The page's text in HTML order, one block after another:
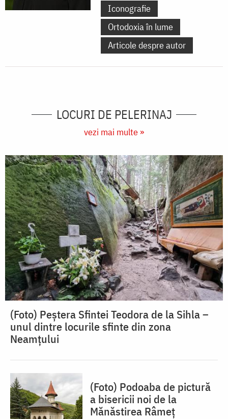
Iconografie
Ortodoxia în lume
Articole despre autor
LOCURI DE PELERINAJ
vezi mai multe »
(Foto) Peștera Sfintei Teodora de la Sihla –
unul dintre locurile sfinte din zona
Neamțului
(Foto) Podoaba de pictură
a bisericii noi de la
Mănăstirea Râmeț